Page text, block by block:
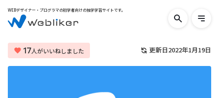
WEBデザイナー・プログラマの初学者向けの独学学習サイトです。
検
る ー
開
17人がいいねしました 更新日2022年1月19日